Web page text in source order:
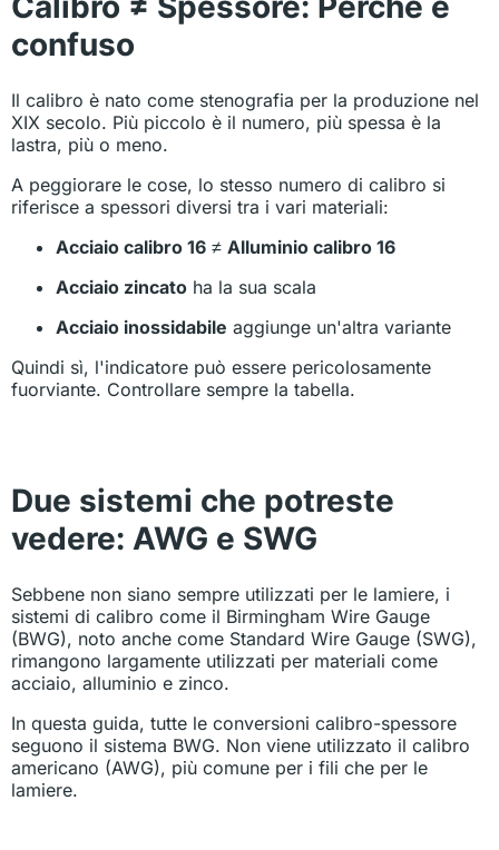
confuso
Il calibro è nato come stenografia per la produzione nel
XIX secolo. Più piccolo è il numero, più spessa è la
lastra, più o meno.
A peggiorare le cose, lo stesso numero di calibro si
riferisce a spessori diversi tra i vari materiali:
Acciaio calibro 16 ≠ Alluminio calibro 16
Acciaio zincato ha la sua scala
Acciaio inossidabile aggiunge un'altra variante
Quindi sì, l'indicatore può essere pericolosamente
fuorviante. Controllare sempre la tabella.
Due sistemi che potreste
vedere: AWG e SWG
Sebbene non siano sempre utilizzati per le lamiere, i
sistemi di calibro come il Birmingham Wire Gauge
(BWG), noto anche come Standard Wire Gauge (SWG),
rimangono largamente utilizzati per materiali come
acciaio, alluminio e zinco.
In questa guida, tutte le conversioni calibro-spessore
seguono il sistema BWG. Non viene utilizzato il calibro
americano (AWG), più comune per i fili che per le
lamiere.